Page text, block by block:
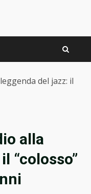
del jazz: il
alla
“colosso”